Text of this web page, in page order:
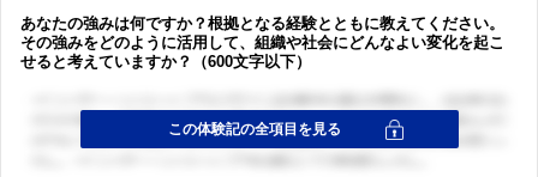
あなたの強みは何ですか？根拠となる経験とともに教えてください。
その強みをどのように活用して、組織や社会にどんなよい変化を起こ
せると考えていますか？（600文字以下）